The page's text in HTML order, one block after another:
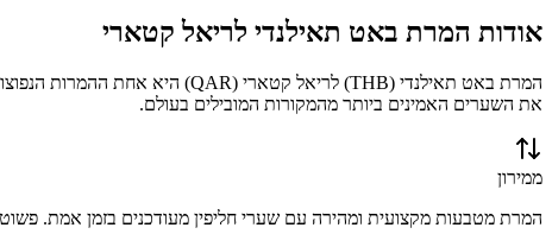
אודות המרת באט תאילנדי לריאל קטארי
המרת באט תאילנדי (
THB) לריאל קטארי (
QAR) היא אחת ההמרות
את השערים האמינים ביותר מהמקורות המובילים בעולם.
ממירון
המרת מטבעות מקצועית ומהירה עם שערי חליפין מעודכנים בזמן אמת.